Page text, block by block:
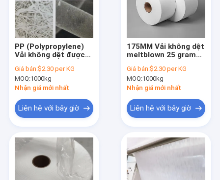
PP (Polypropylene)
Vải không dệt được
độ y tế
Giá bán:$2.30 per KG
MOQ:1000kg
Nhận giá mới nhất
Liên hệ với bây giờ
175MM Vải không dệt
meltblown 25 gram
mặt nạ dùng một lần
Giá bán:$2.30 per KG
MOQ:1000kg
Nhận giá mới nhất
Liên hệ với bây giờ